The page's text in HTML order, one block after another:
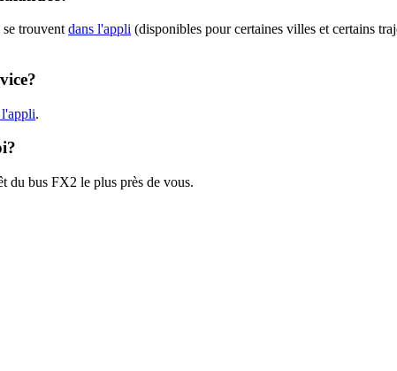
trouvent dans l'appli (disponibles pour certaines villes et certains
l'appli.
du bus FX2 le plus près de vous.